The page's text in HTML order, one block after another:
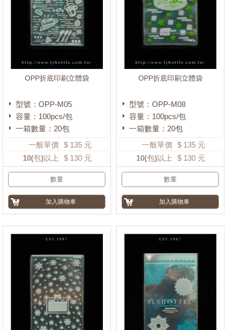
OPP折底印刷立體袋
型號：OPP-M05
容量：100pcs/包
一箱數量：20包
一般單價 $ 135 元
10(包)以上 $ 130 元
OPP折底印刷立體袋
型號：OPP-M08
容量：100pcs/包
一箱數量：20包
一般單價 $ 135 元
10(包)以上 $ 130 元